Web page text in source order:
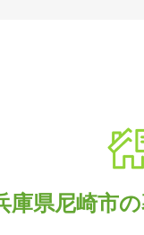
庫県尼崎市